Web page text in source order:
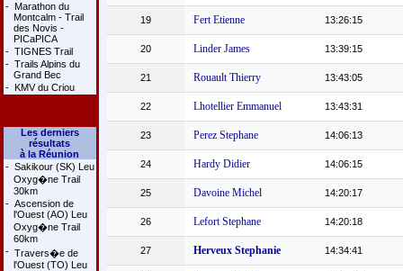
- Marathon du
Montcalm - Trail
des Novis -
PICaPICA
- TIGNES Trail
- Trails Alpins du
Grand Bec
- KMV du Criou
Les derniers
résultats
à la Réunion
- Sakikour (SK) Leu
Oxyg�ne Trail
30km
- Ascension de
l'Ouest (AO) Leu
Oxyg�ne Trail
60km
- Travers�e de
l'Ouest (TO) Leu
19 Fert Etienne 13:26:15
20 Linder James 13:39:15
21 Rouault Thierry 13:43:05
22 Lhotellier Emmanuel 13:43:31
23 Perez Stephane 14:06:13
24 Hardy Didier 14:06:15
25 Davoine Michel 14:20:17
26 Lefort Stephane 14:20:18
27 Herveux Stephanie 14:34:41